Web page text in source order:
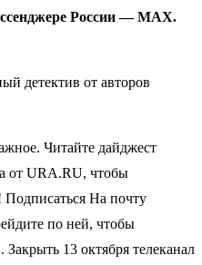
России — MAX.
Читайте дайджест
от URA.RU, чтобы
Подписаться На почту
по ней, чтобы
13 октября телеканал